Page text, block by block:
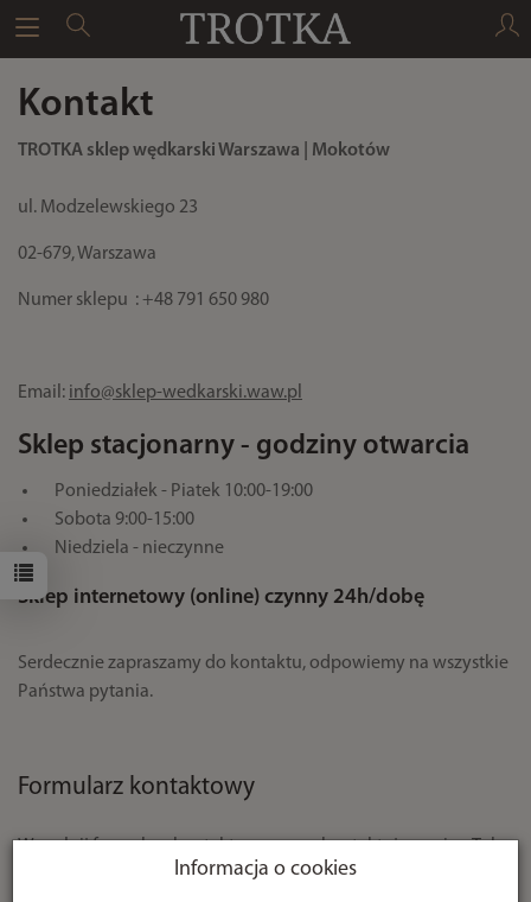
Kontakt
TROTKA sklep wędkarski Warszawa | Mokotów
ul. Modzelewskiego 23
02-679, Warszawa
Numer sklepu : +48 791 650 980
Email: info@sklep-wedkarski.waw.pl
Sklep stacjonarny - godziny otwarcia
Poniedziałek - Piatek 10:00-19:00
Sobota 9:00-15:00
Niedziela - nieczynne
Sklep internetowy (online) czynny 24h/dobę
Serdecznie zapraszamy do kontaktu, odpowiemy na wszystkie
Państwa pytania.
Formularz kontaktowy
Wypełnij formularz kontaktowy a my skontaktujemy się z Tobą
najszybciej jak to możliwe.Informacja o cookies